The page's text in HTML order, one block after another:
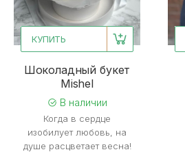
КУПИТЬ
Шоколадный букет
Mishel
В наличии
Когда в сердце
изобилует любовь, на
душе расцветает весна!